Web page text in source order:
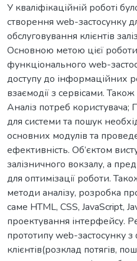
У кваліфікаційній роботі
створення web-застосунку
обслуговування клієнтів
Основною метою цієї
функціонального web-
доступу до інформаційних
взаємодії з сервісами.
Аналіз потреб користувача;
для системи та пошук
основних модулів та
ефективність. Об’єктом
залізничного вокзалу, а
для оптимізації роботи.
методи аналізу, розробка
саме HTML, CSS, JavaScript,
проектування інтерфейсу.
прототипу web-застосунку
клієнтів(розклад потягів,